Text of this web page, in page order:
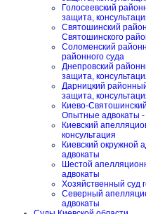
Голосеевский
защита,
Святошинский
Святошинского
Соломенский
районного суда
Днепровский
защита,
Дарницкий
защита,
Киево-
Опытные адвокаты -
Киевский
консультация
Киевский окружной
адвокаты
Шестой
адвокаты
Хозяйственный суд
Северный
адвокаты